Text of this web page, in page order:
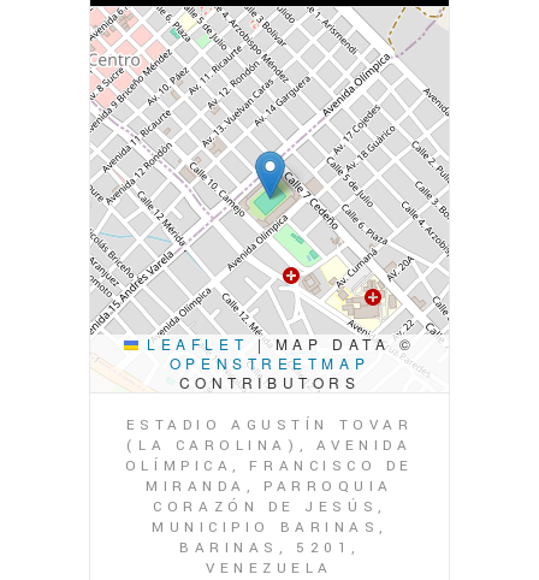
LEAFLET |MAP DATA ©
OPENSTREETMAP
CONTRIBUTORS
ESTADIO AGUSTÍN TOVAR
(LA CAROLINA), AVENIDA
OLÍMPICA, FRANCISCO DE
MIRANDA, PARROQUIA
CORAZÓN DE JESÚS,
MUNICIPIO BARINAS,
BARINAS, 5201,
VENEZUELA